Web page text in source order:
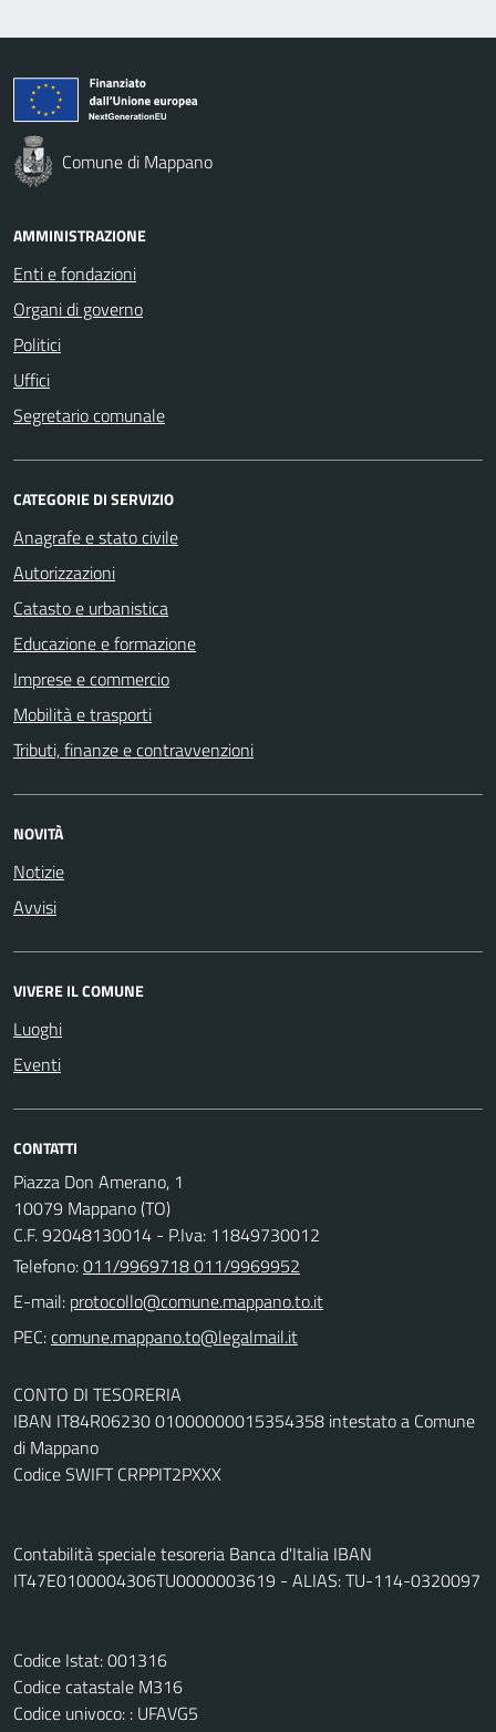
Comune di Mappano
AMMINISTRAZIONE
Enti e fondazioni
Organi di governo
Politici
Uffici
Segretario comunale
CATEGORIE DI SERVIZIO
Anagrafe e stato civile
Autorizzazioni
Catasto e urbanistica
Educazione e formazione
Imprese e commercio
Mobilità e trasporti
Tributi, finanze e contravvenzioni
NOVITÀ
Notizie
Avvisi
VIVERE IL COMUNE
Luoghi
Eventi
CONTATTI
Piazza Don Amerano, 1
10079 Mappano (TO)
C.F. 92048130014 - P.Iva: 11849730012
Telefono:011/9969718 011/9969952
E-mail:
PEC:
CONTO DI TESORERIA
IBAN IT84R06230 01000000015354358 intestato a Comune
di Mappano
Codice SWIFT CRPPIT2PXXX
Contabilità speciale tesoreria Banca d'Italia IBAN
IT47E0100004306TU0000003619 - ALIAS: TU-114-0320097
Codice Istat: 001316
Codice catastale M316
Codice univoco: : UFAVG5